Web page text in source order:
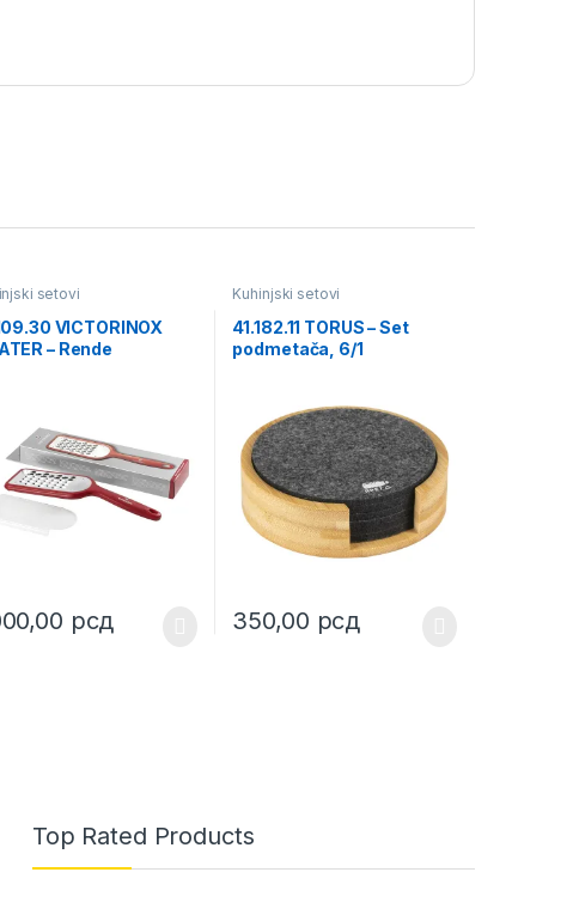
setovi
VICTORINOX
– Rende
рсд
Kuhinjski setovi
41.182.11 TORUS – Set
podmetača, 6/1
350,00 рсд
Top Rated Products